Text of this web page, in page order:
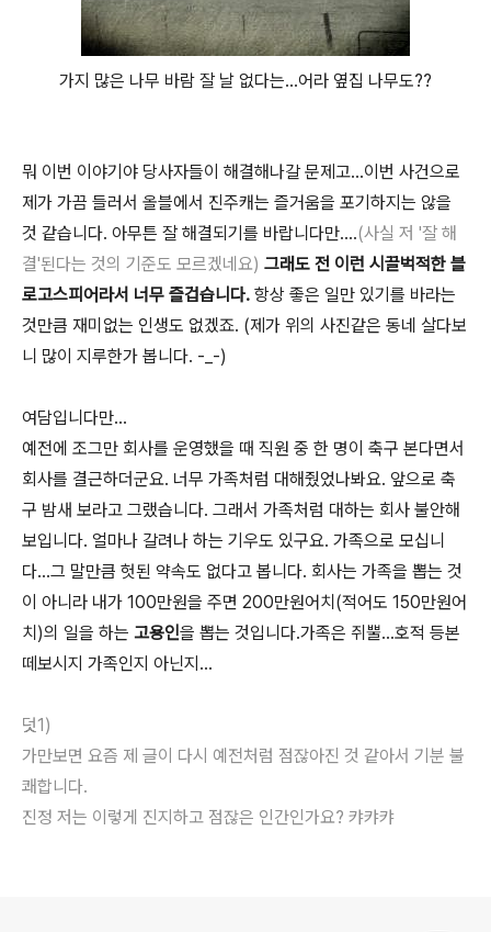
가지 많은 나무 바람 잘 날 없다는...어라 옆집 나무도??
뭐 이번 이야기야 당사자들이 해결해나갈 문제고...이번 사건으로
제가 가끔 들러서 올블에서 진주캐는 즐거움을 포기하지는 않을
것 같습니다. 아무튼 잘 해결되기를 바랍니다만....(사실 저 '잘 해
결'된다는 것의 기준도 모르겠네요) 그래도 전 이런 시끌벅적한 블
로고스피어라서 너무 즐겁습니다. 항상 좋은 일만 있기를 바라는
것만큼 재미없는 인생도 없겠죠. (제가 위의 사진같은 동네 살다보
니 많이 지루한가 봅니다. -_-)
여담입니다만...
예전에 조그만 회사를 운영했을 때 직원 중 한 명이 축구 본다면서
회사를 결근하더군요. 너무 가족처럼 대해줬었나봐요. 앞으로 축
구 밤새 보라고 그랬습니다. 그래서 가족처럼 대하는 회사 불안해
보입니다. 얼마나 갈려나 하는 기우도 있구요. 가족으로 모십니
다...그 말만큼 헛된 약속도 없다고 봅니다. 회사는 가족을 뽑는 것
이 아니라 내가 100만원을 주면 200만원어치(적어도 150만원어
치)의 일을 하는 고용인을 뽑는 것입니다.가족은 쥐뿔...호적 등본
떼보시지 가족인지 아닌지...
덧1)
가만보면 요즘 제 글이 다시 예전처럼 점잖아진 것 같아서 기분 불
쾌합니다.
진정 저는 이렇게 진지하고 점잖은 인간인가요? 캬캬캬